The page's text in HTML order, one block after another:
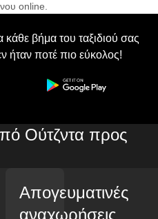
online.
βήμα του ταξιδιού σας
ήταν ποτέ πιο εύκολος!
Ούτζντα προς
Απογευματινές
αναχωρήσεις